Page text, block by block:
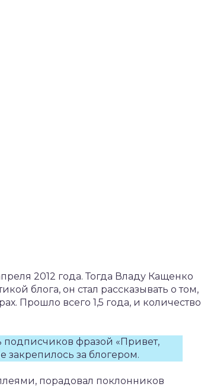
2012 года. Тогда Владу Кащенко
блога, он стал рассказывать о том,
Прошло всего 1,5 года, и количество
подписчиков фразой «Привет,
закрепилось за блогером.
порадовал поклонников